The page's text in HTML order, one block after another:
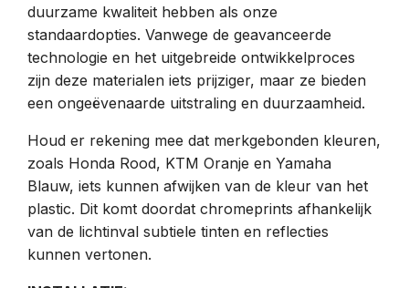
duurzame kwaliteit hebben als onze
standaardopties. Vanwege de geavanceerde
technologie en het uitgebreide ontwikkelproces
zijn deze materialen iets prijziger, maar ze bieden
een ongeëvenaarde uitstraling en duurzaamheid.
Houd er rekening mee dat merkgebonden kleuren,
zoals Honda Rood, KTM Oranje en Yamaha
Blauw, iets kunnen afwijken van de kleur van het
plastic. Dit komt doordat chromeprints afhankelijk
van de lichtinval subtiele tinten en reflecties
kunnen vertonen.